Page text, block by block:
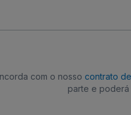
com o nosso contrato
parte e poderá